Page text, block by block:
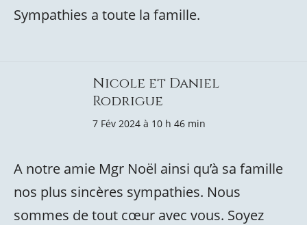
Sympathies a toute la famille.
Nicole et Daniel
Rodrigue
7 Fév 2024 à 10 h 46 min
A notre amie Mgr Noël ainsi qu’à sa famille
nos plus sincères sympathies. Nous
sommes de tout cœur avec vous. Soyez